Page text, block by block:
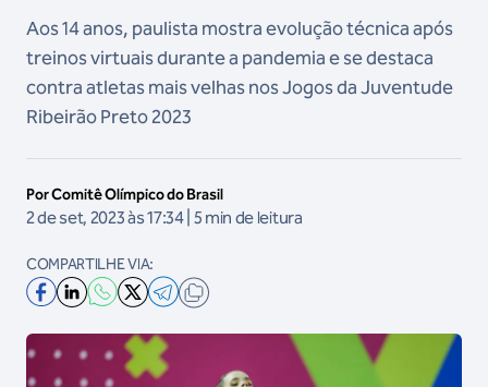
Aos 14 anos, paulista mostra evolução técnica após
treinos virtuais durante a pandemia e se destaca
contra atletas mais velhas nos Jogos da Juventude
Ribeirão Preto 2023
Por Comitê Olímpico do Brasil
2 de set, 2023 às 17:34 | 5 min de leitura
COMPARTILHE VIA: